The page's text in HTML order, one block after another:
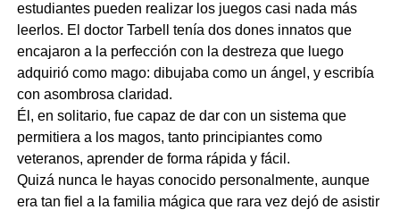
estudiantes pueden realizar los juegos casi nada más
leerlos. El doctor Tarbell tenía dos dones innatos que
encajaron a la perfección con la destreza que luego
adquirió como mago: dibujaba como un ángel, y escribía
con asombrosa claridad.
Él, en solitario, fue capaz de dar con un sistema que
permitiera a los magos, tanto principiantes como
veteranos, aprender de forma rápida y fácil.
Quizá nunca le hayas conocido personalmente, aunque
era tan fiel a la familia mágica que rara vez dejó de asistir